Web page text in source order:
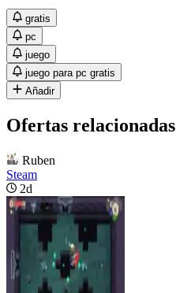
gratis
pc
juego
juego para pc gratis
Añadir
Ofertas relacionadas
Ruben
Steam
2d